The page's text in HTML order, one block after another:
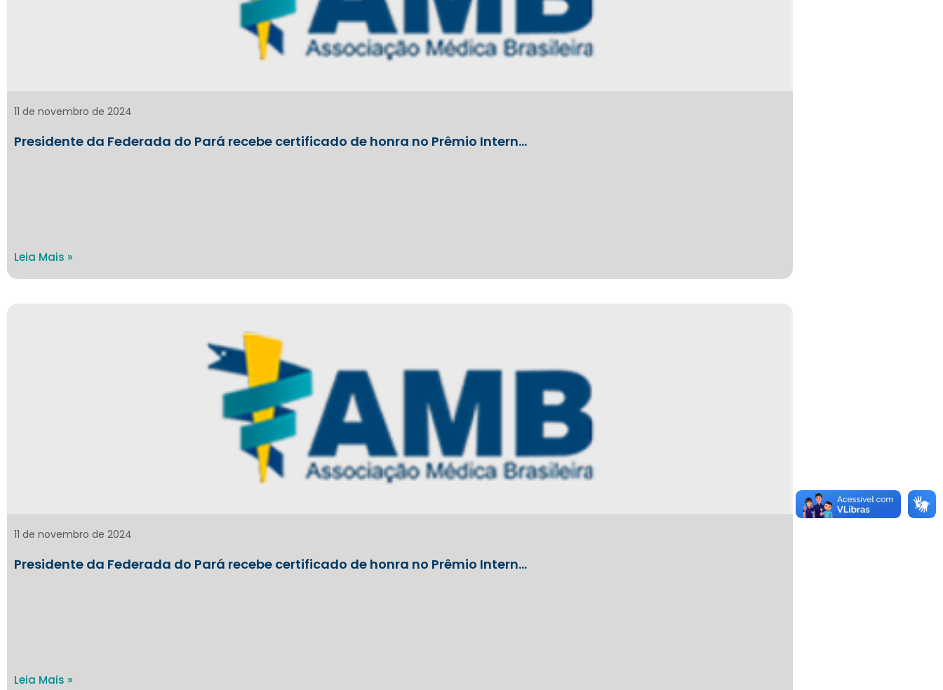
Presidente da Federada do Pará recebe certificado de honra no Prêmio Intern…
11 de novembro de 2024
Leia Mais »
Presidente da Federada do Pará recebe certificado de honra no Prêmio Intern…
11 de novembro de 2024
Leia Mais »